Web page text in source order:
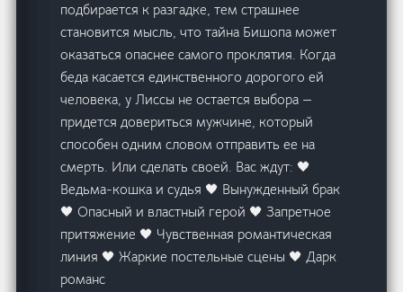
подбирается к разгадке, тем страшнее
становится мысль, что тайна Бишопа может
оказаться опаснее самого проклятия. Когда
беда касается единственного дорогого ей
человека, у Лиссы не остается выбора —
придется довериться мужчине, который
способен одним словом отправить ее на
смерть. Или сделать своей. Вас ждут: 🖤
Ведьма-кошка и судья 🖤 Вынужденный брак
🖤 Опасный и властный герой 🖤 Запретное
притяжение 🖤 Чувственная романтическая
линия 🖤 Жаркие постельные сцены 🖤 Дарк
романс